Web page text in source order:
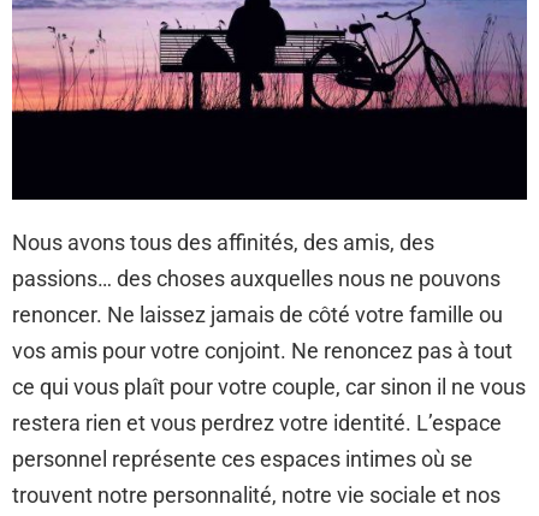
Nous avons tous des affinités, des amis, des
passions… des choses auxquelles nous ne pouvons
renoncer. Ne laissez jamais de côté votre famille ou
vos amis pour votre conjoint. Ne renoncez pas à tout
ce qui vous plaît pour votre couple, car sinon il ne vous
restera rien et vous perdrez votre identité. L’espace
personnel représente ces espaces intimes où se
trouvent notre personnalité, notre vie sociale et nos